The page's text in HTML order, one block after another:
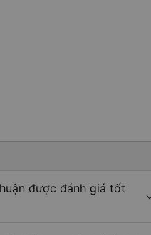
được đánh giá tốt